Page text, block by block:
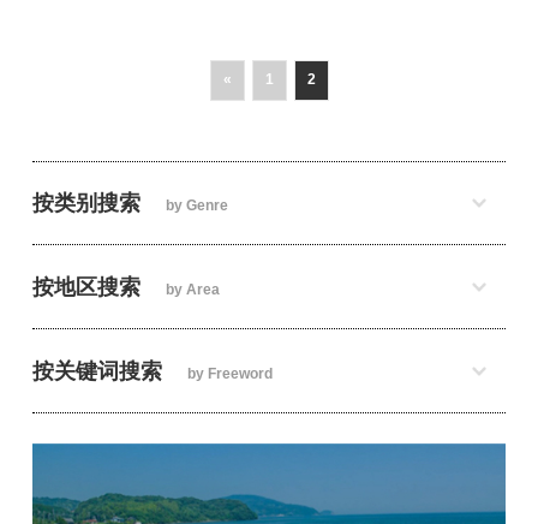
« 1 2
按类别搜索 by Genre
按地区搜索 by Area
按关键词搜索 by Freeword